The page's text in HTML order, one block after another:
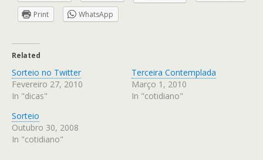
Print
WhatsApp
Related
Sorteio no Twitter
Fevereiro 27, 2010
In "dicas"
Terceira Contemplada
Março 1, 2010
In "cotidiano"
Sorteio
Outubro 30, 2008
In "cotidiano"